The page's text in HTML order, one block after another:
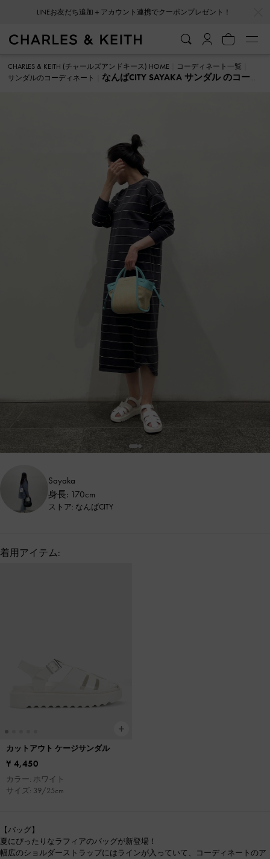
LINEお友だち追加＋アカウント連携でクーポンプレゼント！
CHARLES & KEITH (チャールズアンドキース) HOME
コーディネート一覧
サンダルのコーディネート
なんばCITY SAYAKA サンダル のコーデ
Sayaka
身長: 170cm
ストア: なんばCITY
着用アイテム:
カットアウト ケージサンダル
¥ 4,450
カラー: ホワイト
サイズ: 39/25cm
【バッグ】
夏にぴったりなラフィアのバッグが新登場！
幅広のショルダーストラップにはラインが入っていて、コーディネートのア